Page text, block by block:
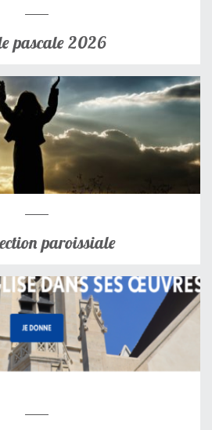
pascale 2026
paroissiale